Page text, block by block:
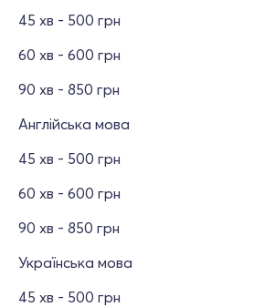
45 хв - 500 грн
60 хв - 600 грн
90 хв - 850 грн
Англійська мова
45 хв - 500 грн
60 хв - 600 грн
90 хв - 850 грн
Українська мова
45 хв - 500 грн